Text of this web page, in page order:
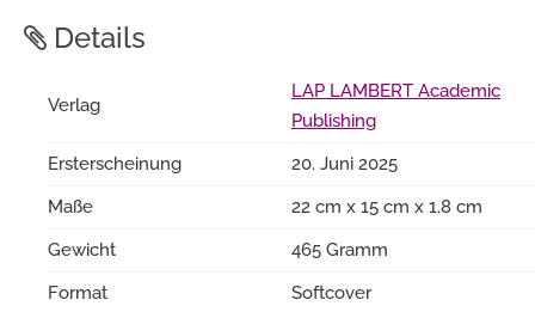
Details
Verlag
LAP LAMBERT Academic
Publishing
Ersterscheinung
20. Juni 2025
Maße
22 cm x 15 cm x 1.8 cm
Gewicht
465 Gramm
Format
Softcover